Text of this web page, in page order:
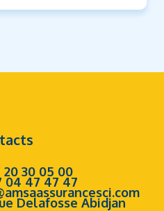
20 30 05 00
04 47 47 47
Delafosse Abidjan